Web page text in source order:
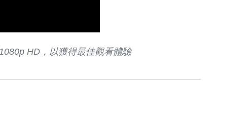
HD，以獲得最佳觀看體驗